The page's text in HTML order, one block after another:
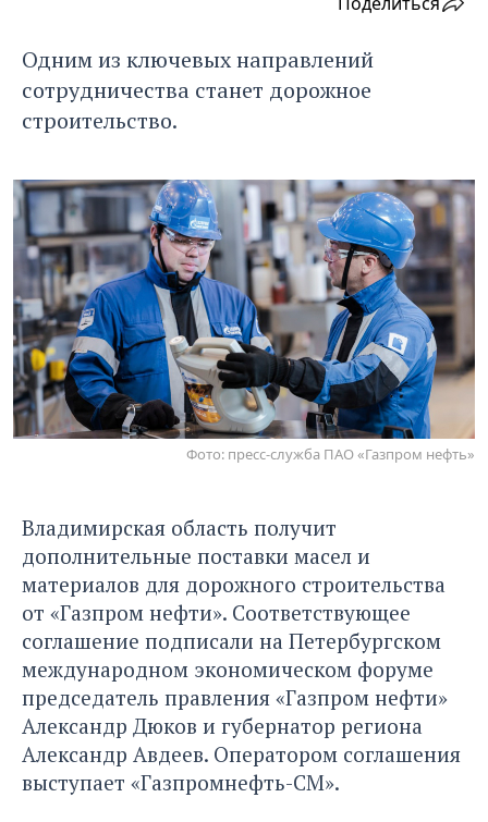
Одним из ключевых направлений
сотрудничества станет дорожное
строительство.
Фото: пресс-служба ПАО «Газпром нефть»
Владимирская область получит
дополнительные поставки масел и
материалов для дорожного строительства
от «Газпром нефти». Соответствующее
соглашение подписали на Петербургском
международном экономическом форуме
председатель правления «Газпром нефти»
Александр Дюков и губернатор региона
Александр Авдеев. Оператором соглашения
выступает «Газпромнефть-СМ».